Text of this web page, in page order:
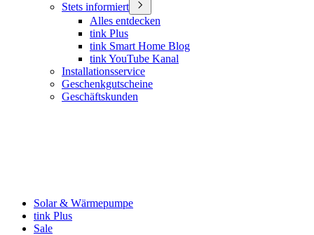
Stets informiert
Alles entdecken
tink Plus
tink Smart Home Blog
tink YouTube Kanal
Installationsservice
Geschenkgutscheine
Geschäftskunden
Solar & Wärmepumpe
tink Plus
Sale